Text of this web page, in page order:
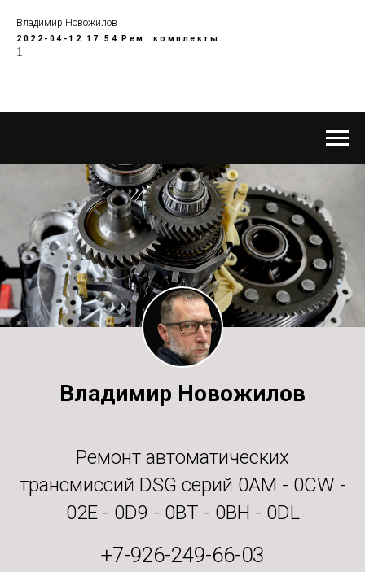
Владимир Новожилов
2022-04-12 17:54 Рем. комплекты.
1
Владимир Новожилов
Ремонт автоматических
трансмиссий DSG серий 0AM - 0CW -
02E - 0D9 - 0BT - 0BH - 0DL
+7-926-249-66-03